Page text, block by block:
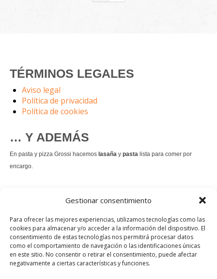
Gestionar consentimiento
Para ofrecer las mejores experiencias, utilizamos tecnologías como las
cookies para almacenar y/o acceder a la información del dispositivo. El
consentimiento de estas tecnologías nos permitirá procesar datos
como el comportamiento de navegación o las identificaciones únicas
en este sitio. No consentir o retirar el consentimiento, puede afectar
negativamente a ciertas características y funciones.
TÉRMINOS LEGALES
Aviso legal
Política de privacidad
Política de cookies
… Y ADEMÁS
En pasta y pizza Grossi hacemos lasaña y pasta lista para comer por
encargo.
es un permanente.
Pedir comida Just eat
Instagram
Facebook
TikTok